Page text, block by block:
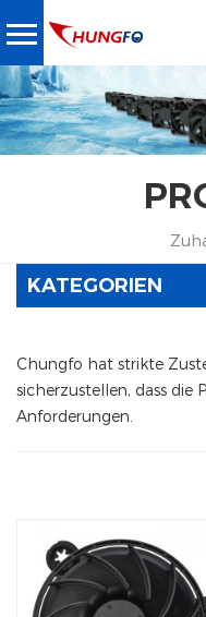
KATEGORIEN
Chungfo hat strikte
sicherzustellen, dass
Anforderungen.